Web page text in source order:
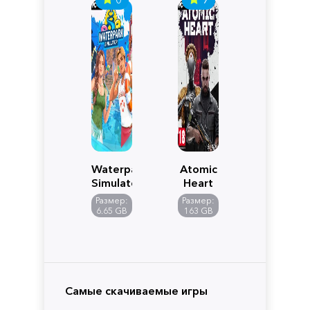
Waterpark
Simulator
Размер:
6.65 GB
Atomic
Heart
Размер:
163 GB
Самые скачиваемые игры